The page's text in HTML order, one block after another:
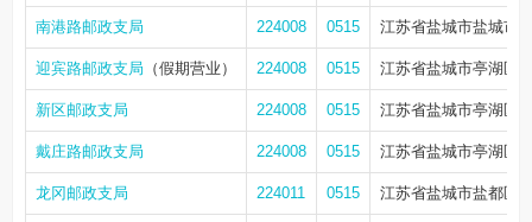
南港路邮政支局 224008 0515 江苏省盐城市盐城市
迎宾路邮政支局 （假期营业） 224008 0515 江苏省盐城市亭湖区
新区邮政支局 224008 0515 江苏省盐城市亭湖区
戴庄路邮政支局 224008 0515 江苏省盐城市亭湖区
龙冈邮政支局 224011 0515 江苏省盐城市盐都区